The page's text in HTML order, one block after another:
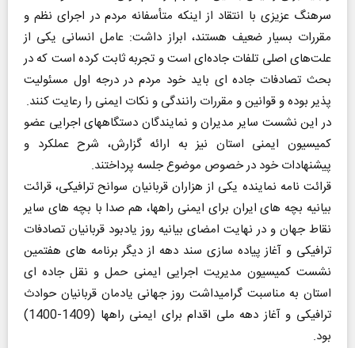
سرهنگ عزیزی با انتقاد از اینکه متأسفانه مردم در اجرای نظم و
مقررات بسیار ضعیف هستند، ابراز داشت: عامل انسانی یکی از
علت‌های اصلی تلفات جاده‌ای است و تجربه ثابت کرده است که در
بحث تصادفات جاده ای باید خود مردم در درجه اول مسئولیت
پذیر بوده و قوانین و مقررات رانندگی و نکات ایمنی را رعایت کنند.
در این نشست سایر مدیران و نمایندگان دستگاههای اجرایی عضو
کمیسیون ایمنی استان نیز به ارائه گزارش، شرح عملکرد و
پیشنهادات خود در خصوص موضوع جلسه پرداختند.
قرائت نامه نماینده یکی از هزاران قربانیان سوانح ترافیکی، قرائت
بیانیه بچه های ایران برای ایمنی راهها، هم صدا با بچه های سایر
نقاط جهان و در نهایت امضای بیانیه روز یادبود قربانیان تصادفات
ترافیکی و آغاز پیاده سازی سند دهه از دیگر برنامه های هفتمین
نشست کمیسیون مدیریت اجرایی ایمنی حمل و نقل جاده ای
استان به مناسبت گرامیداشت روز جهانی یادمان قربانیان حوادث
ترافیکی و آغاز دهه ملی اقدام برای ایمنی راهها (1409-1400)
بود.